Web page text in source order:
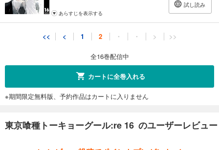
試し読み
あらすじを表示する
<< < 1 2 ・ ・ > >>
全16巻配信中
カートに全巻入れる
※期間限定無料版、予約作品はカートに入りません
東京喰種トーキョーグール:re 16 のユーザーレビュー